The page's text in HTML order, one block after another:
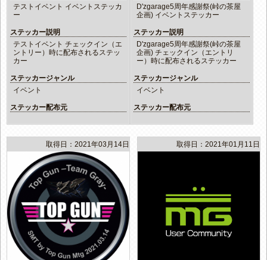
テストイベント イベントステッカ
ー
ステッカー説明
テストイベント チェックイン（エ
ントリー）時に配布されるステッ
カー
ステッカージャンル
イベント
ステッカー配布元
D'zgarage5周年感謝祭(峠の茶屋
企画) イベントステッカー
ステッカー説明
D'zgarage5周年感謝祭(峠の茶屋
企画) チェックイン（エントリ
ー）時に配布されるステッカー
ステッカージャンル
イベント
ステッカー配布元
取得日：2021年03月14日 取得日：2021年01月11日